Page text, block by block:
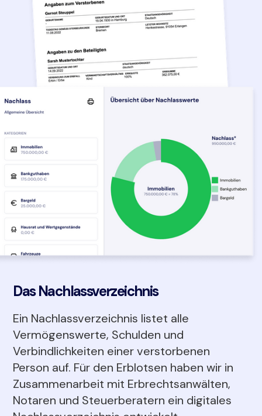
Das Nachlassverzeichnis
Ein Nachlassverzeichnis listet alle
Vermögenswerte, Schulden und
Verbindlichkeiten einer verstorbenen
Person auf. Für den Erblotsen haben wir in
Zusammenarbeit mit Erbrechtsanwälten,
Notaren und Steuerberatern ein digitales